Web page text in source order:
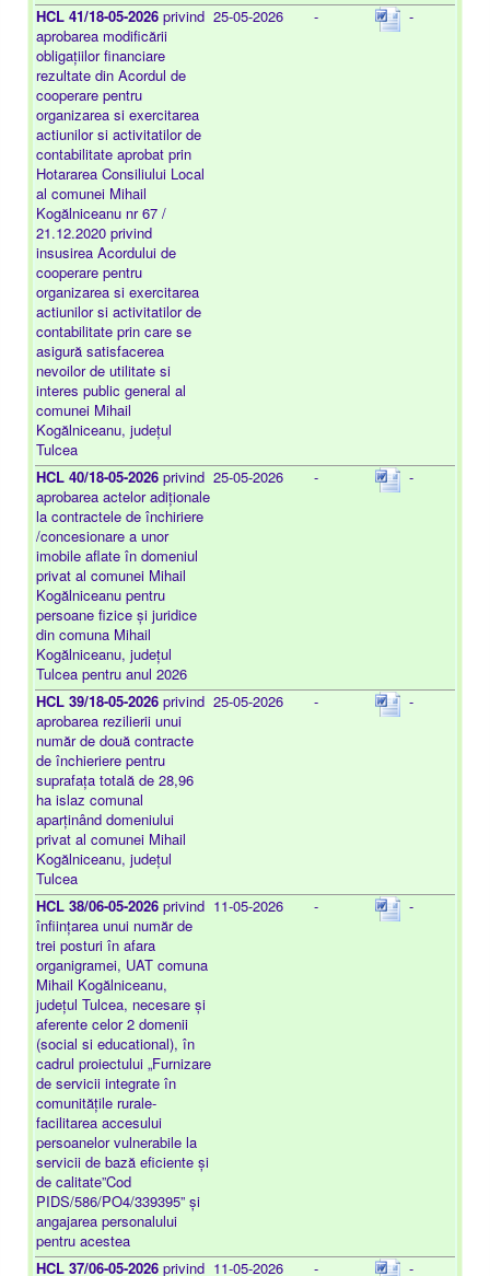
HCL 41/18-05-2026 privind
aprobarea modificării
obligațiilor financiare
rezultate din Acordul de
cooperare pentru
organizarea si exercitarea
actiunilor si activitatilor de
contabilitate aprobat prin
Hotararea Consiliului Local
al comunei Mihail
Kogălniceanu nr 67 /
21.12.2020 privind
insusirea Acordului de
cooperare pentru
organizarea si exercitarea
actiunilor si activitatilor de
contabilitate prin care se
asigură satisfacerea
nevoilor de utilitate si
interes public general al
comunei Mihail
Kogălniceanu, județul
Tulcea
25-05-2026 - -
HCL 40/18-05-2026 privind
aprobarea actelor adiționale
la contractele de închiriere
/concesionare a unor
imobile aflate în domeniul
privat al comunei Mihail
Kogălniceanu pentru
persoane fizice și juridice
din comuna Mihail
Kogălniceanu, județul
Tulcea pentru anul 2026
25-05-2026 - -
HCL 39/18-05-2026 privind
aprobarea rezilierii unui
număr de două contracte
de închieriere pentru
suprafața totală de 28,96
ha islaz comunal
aparținând domeniului
privat al comunei Mihail
Kogălniceanu, județul
Tulcea
25-05-2026 - -
HCL 38/06-05-2026 privind
înființarea unui număr de
trei posturi în afara
organigramei, UAT comuna
Mihail Kogălniceanu,
județul Tulcea, necesare și
aferente celor 2 domenii
(social si educational), în
cadrul proiectului „Furnizare
de servicii integrate în
comunitățile rurale-
facilitarea accesului
persoanelor vulnerabile la
servicii de bază eficiente și
de calitate”Cod
PIDS/586/PO4/339395” și
angajarea personalului
pentru acestea
11-05-2026 - -
HCL 37/06-05-2026 privind 11-05-2026 - -